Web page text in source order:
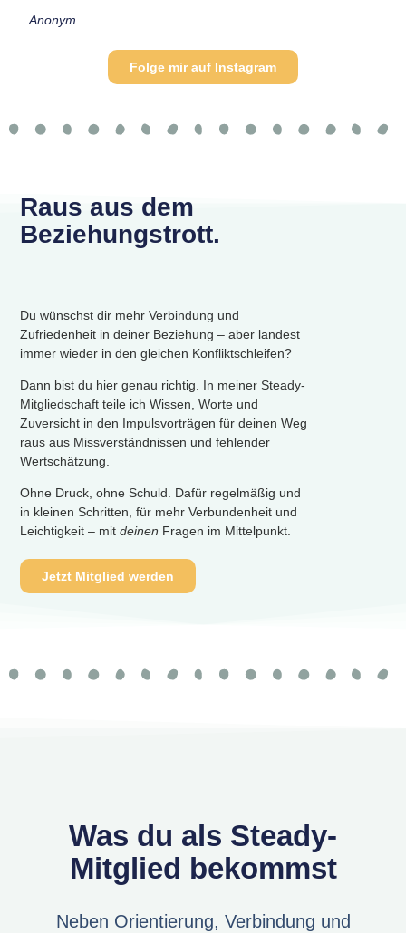
Anonym
Folge mir auf Instagram
Raus aus dem
Beziehungstrott.
Du wünschst dir mehr Verbindung und
Zufriedenheit in deiner Beziehung – aber landest
immer wieder in den gleichen Konfliktschleifen?
Dann bist du hier genau richtig. In meiner Steady-
Mitgliedschaft teile ich Wissen, Worte und
Zuversicht in den Impulsvorträgen für deinen Weg
raus aus Missverständnissen und fehlender
Wertschätzung.
Ohne Druck, ohne Schuld. Dafür regelmäßig und
in kleinen Schritten, für mehr Verbundenheit und
Leichtigkeit – mitdeinen Fragen im Mittelpunkt.
Jetzt Mitglied werden
Was du als Steady-
Mitglied bekommst
Neben Orientierung, Verbindung und